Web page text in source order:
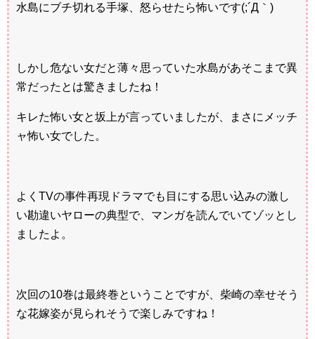
水島にブチ切れる手塚、怒らせたら怖いです(;´Д｀)
しかし危ない女だと薄々思っていた水島があそこまで異
常だったとは驚きましたね！
キレた怖い女と坂上が言っていましたが、まさにメッチ
ャ怖い女でした。
よくTVの事件再現ドラマでも目にする思い込みの激し
い勘違いヤローの典型で、マンガを読んでいてゾッとし
ましたよ。
次回の10巻は最終巻ということですが、柴崎の幸せそう
な花嫁姿が見られそうで楽しみですね！